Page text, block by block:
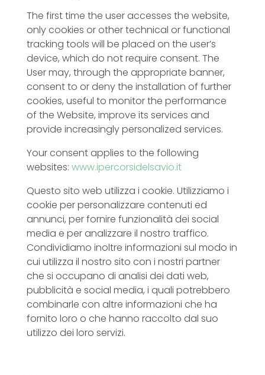
The first time the user accesses the website,
only cookies or other technical or functional
tracking tools will be placed on the user’s
device, which do not require consent. The
User may, through the appropriate banner,
consent to or deny the installation of further
cookies, useful to monitor the performance
of the Website, improve its services and
provide increasingly personalized services.
Your consent applies to the following
websites: www.ipercorsidelsavio.it
Questo sito web utilizza i cookie. Utilizziamo i
cookie per personalizzare contenuti ed
annunci, per fornire funzionalità dei social
media e per analizzare il nostro traffico.
Condividiamo inoltre informazioni sul modo in
cui utilizza il nostro sito con i nostri partner
che si occupano di analisi dei dati web,
pubblicità e social media, i quali potrebbero
combinarle con altre informazioni che ha
fornito loro o che hanno raccolto dal suo
utilizzo dei loro servizi.